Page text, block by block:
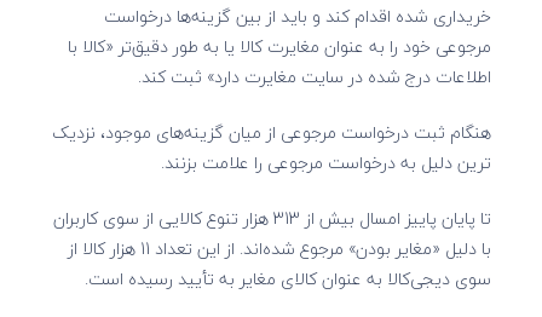
خریداری شده اقدام کند و باید از بین گزینه‌ها درخواست
مرجوعی خود را به عنوان مغایرت کالا یا به طور دقیق‌تر «کالا با
اطلاعات درج شده در سایت مغایرت دارد» ثبت کند.
هنگام ثبت درخواست مرجوعی از میان گزینه‌های موجود، نزدیک
ترین دلیل به درخواست مرجوعی را علامت بزنند.
تا پایان پاییز امسال بیش از 313 هزار تنوع کالایی از سوی کاربران
با دلیل «مغایر بودن» مرجوع شده‌اند. از این تعداد 11 هزار کالا از
سوی دیجی‌کالا به عنوان کالای مغایر به تأیید رسیده است.